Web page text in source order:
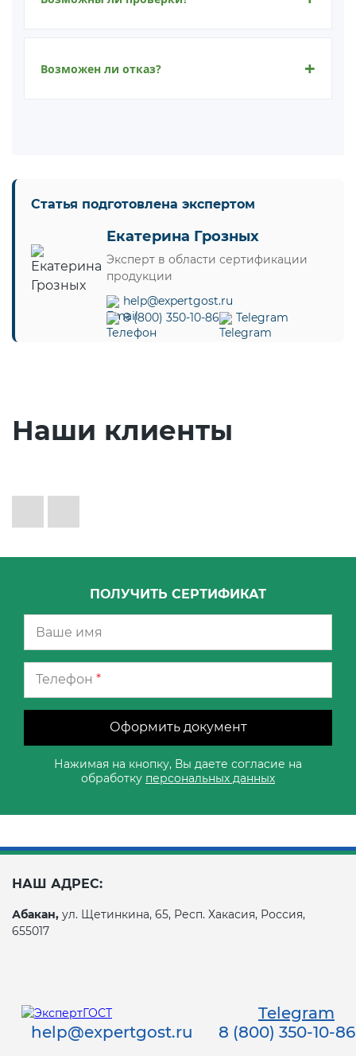
Возможен ли отказ?
Статья подготовлена экспертом
Екатерина Грозных
Эксперт в области сертификации
продукции
help@expertgost.ru
8 (800) 350-10-86
Telegram
Наши клиенты
ПОЛУЧИТЬ СЕРТИФИКАТ
Телефон *
Оформить документ
Нажимая на кнопку, Вы даете согласие на
обработку персональных данных
НАШ АДРЕС:
Абакан, ул. Щетинкина, 65, Респ. Хакасия, Россия,
655017
Telegram
help@expertgost.ru
8 (800) 350-10-86